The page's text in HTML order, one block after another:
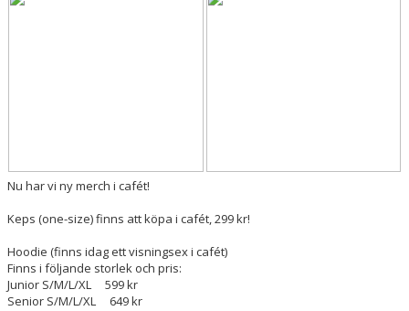
Nu har vi ny merch i cafét!
Keps (one-size) finns att köpa i cafét, 299 kr!
Hoodie (finns idag ett visningsex i cafét)
Finns i följande storlek och pris:
Junior S/M/L/XL 599 kr
Senior S/M/L/XL 649 kr